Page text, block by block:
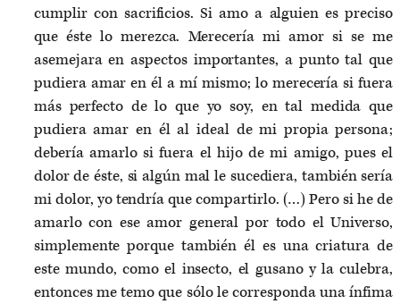
cumplir con sacrificios. Si amo a alguien es preciso
que éste lo merezca. Merecería mi amor si se me
asemejara en aspectos importantes, a punto tal que
pudiera amar en él a mí mismo; lo merecería si fuera
más perfecto de lo que yo soy, en tal medida que
pudiera amar en él al ideal de mi propia persona;
debería amarlo si fuera el hijo de mi amigo, pues el
dolor de éste, si algún mal le sucediera, también sería
mi dolor, yo tendría que compartirlo. (…) Pero si he de
amarlo con ese amor general por todo el Universo,
simplemente porque también él es una criatura de
este mundo, como el insecto, el gusano y la culebra,
entonces me temo que sólo le corresponda una ínfima